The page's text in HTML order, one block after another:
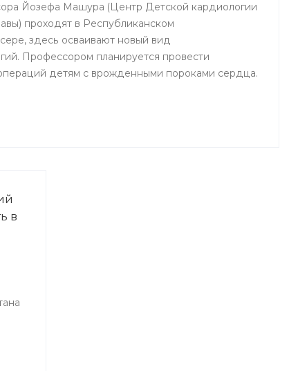
Йозефа Машура (Центр Детской кардиологии
проходят в Республиканском
здесь осваивают новый вид
Профессором планируется провести
детям с врожденными пороками сердца.
в